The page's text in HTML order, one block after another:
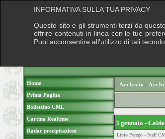
Home
Prima Pagina
Bollettino CML
Cartina Realtime
Radar precipitazioni
Archivio ›
3 gennaio -
Livio Perego - Staff
INFORMATIVA SULLA TUA PRIVACY
Questo sito e gli strumenti terzi da
offrire contenuti in linea con le tue
Puoi acconsentire all'utilizzo di tali